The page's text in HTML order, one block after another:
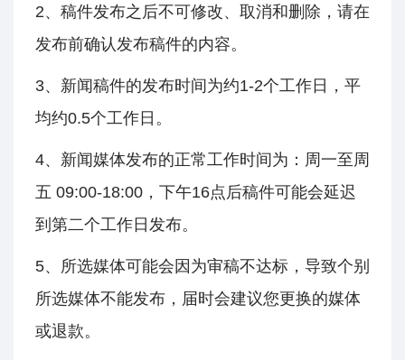
2、稿件发布之后不可修改、取消和删除，请在
发布前确认发布稿件的内容。
3、新闻稿件的发布时间为约1-2个工作日，平
均约0.5个工作日。
4、新闻媒体发布的正常工作时间为：周一至周
五 09:00-18:00，下午16点后稿件可能会延迟
到第二个工作日发布。
5、所选媒体可能会因为审稿不达标，导致个别
所选媒体不能发布，届时会建议您更换的媒体
或退款。